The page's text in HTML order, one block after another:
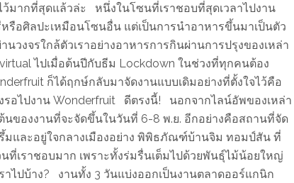
มากที่สุดแล้วล่ะ หนึ่งในโซนที่เราชอบที่สุดเวลาไปงาน
รือศิลปะเหมือนโซนอื่น แต่เป็นการนำอาหารขึ้นมาเป็นตัว
วงจรใกล้ตัวเราอย่างอาหารการกินผ่านการปรุงของเหล่า
ไปเมื่อต้นปีกับธีม Lockdown ในช่วงที่ทุกคนต้อง
ก็ได้ฤกษ์กลับมาจัดงานแบบเดิมอย่างที่ตั้งใจไว้คือ
รอไปงาน Wonderfruit ดีตรงนี้! นอกจากไลน์อัพของเหล่า
นของงานที่จะจัดขึ้นในวันที่ 6-8 พ.ย. อีกอย่างคือสถานที่จัด
มและอยู่ใจกลางเมืองอย่าง พิพิธภัณฑ์บ้านจิม ทอมป์สัน ที่
ที่เราชอบมาก เพราะทั้งร่มรื่นเต็มไปด้วยพันธุ์ไม้น้อยใหญ่
ปบ้าง? งานทั้ง 3 วันแบ่งออกเป็นงานตลาดออร์แกนิก